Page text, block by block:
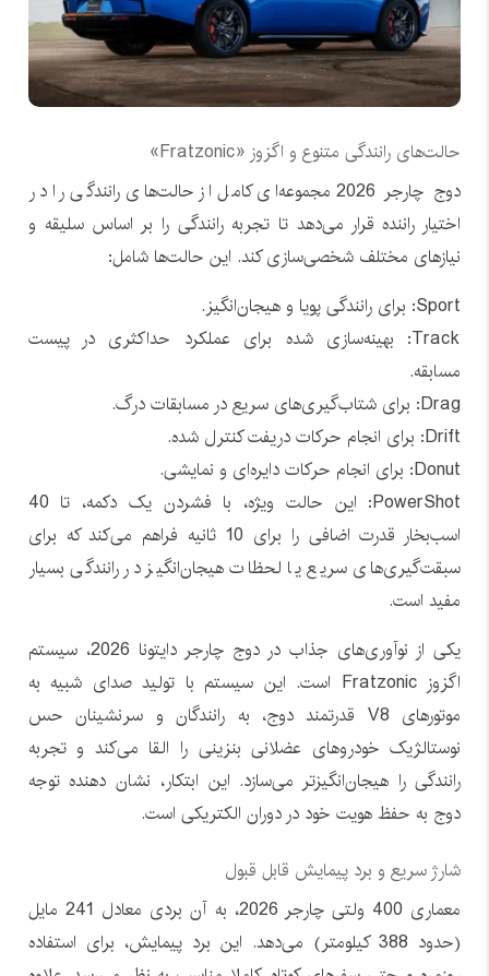
حالت‌های رانندگی متنوع و اگزوز «Fratzonic»
دوج چارجر 2026 مجموعه‌ای کامل از حالت‌های رانندگی را در
اختیار راننده قرار می‌دهد تا تجربه رانندگی را بر اساس سلیقه و
نیازهای مختلف شخصی‌سازی کند. این حالت‌ها شامل:
Sport: برای رانندگی پویا و هیجان‌انگیز.
Track: بهینه‌سازی شده برای عملکرد حداکثری در پیست
مسابقه.
Drag: برای شتاب‌گیری‌های سریع در مسابقات درگ.
Drift: برای انجام حرکات دریفت کنترل شده.
Donut: برای انجام حرکات دایره‌ای و نمایشی.
PowerShot: این حالت ویژه، با فشردن یک دکمه، تا 40
اسب‌بخار قدرت اضافی را برای 10 ثانیه فراهم می‌کند که برای
سبقت‌گیری‌های سریع یا لحظات هیجان‌انگیز در رانندگی بسیار
مفید است.
یکی از نوآوری‌های جذاب در دوج چارجر دایتونا 2026، سیستم
اگزوز Fratzonic است. این سیستم با تولید صدای شبیه به
موتورهای V8 قدرتمند دوج، به رانندگان و سرنشینان حس
نوستالژیک خودروهای عضلانی بنزینی را القا می‌کند و تجربه
رانندگی را هیجان‌انگیزتر می‌سازد. این ابتکار، نشان دهنده توجه
دوج به حفظ هویت خود در دوران الکتریکی است.
شارژ سریع و برد پیمایش قابل قبول
معماری 400 ولتی چارجر 2026، به آن بردی معادل 241 مایل
(حدود 388 کیلومتر) می‌دهد. این برد پیمایش، برای استفاده